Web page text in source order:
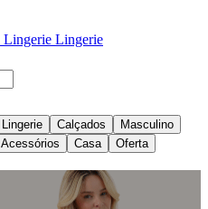
Lingerie Lingerie
Lingerie Calçados
Masculino
Acessórios Casa Oferta